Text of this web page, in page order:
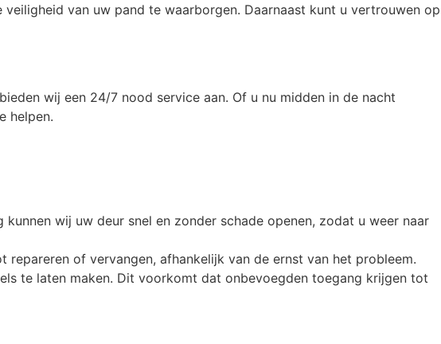
van uw pand te waarborgen. Daarnaast kunt u vertrouwen op
wij een 24/7 nood service aan. Of u nu midden in de nacht
helpen.
wij uw deur snel en zonder schade openen, zodat u weer naar
of vervangen, afhankelijk van de ernst van het probleem.
te laten maken. Dit voorkomt dat onbevoegden toegang krijgen tot